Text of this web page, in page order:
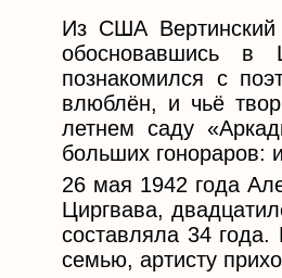
Из США Вертинский
обосновавшись в
познакомился с
влюблён, и чьё
летнем саду
больших гонораров:
26 мая 1942 года
Циргвава,
составляла 34
семью, артисту